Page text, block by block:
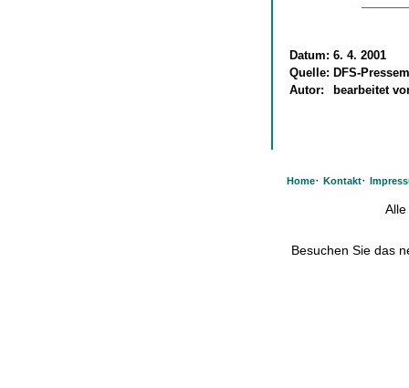
Datum: 6. 4. 2001
Quelle: DFS-
Autor:
bearbeitet
Home· Kontakt·
Besuchen Sie das